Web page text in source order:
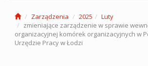
Zarządzenia 2025
Luty
zmieniające zarządzenie w sprawie
organizacyjnej komórek organizacyjnych w
Urzędzie Pracy w Łodzi